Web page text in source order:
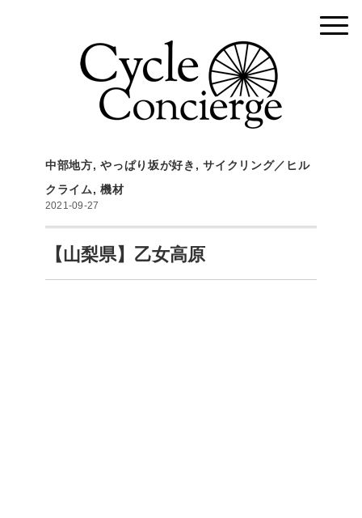
中部地方,やっぱり坂が好き ,サイクリング／ヒル
クライム,機材
2021-09-27
【山梨県】乙女高原